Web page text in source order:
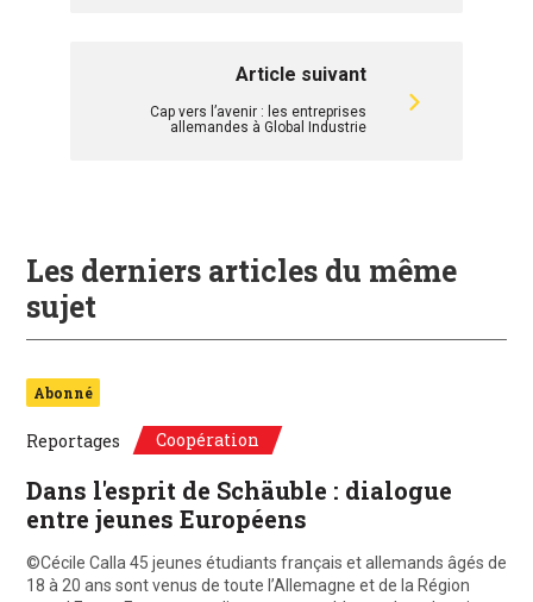
Article suivant
Cap vers l’avenir : les entreprises
allemandes à Global Industrie
Les derniers articles du même
sujet
Abonné
Reportages Coopération
Dans l'esprit de Schäuble : dialogue
entre jeunes Européens
©Cécile Calla 45 jeunes étudiants français et allemands âgés de
18 à 20 ans sont venus de toute l’Allemagne et de la Région